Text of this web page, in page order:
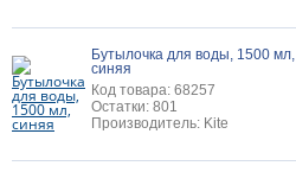
Бутылочка для воды, 1500 мл,
синяя
Код товара: 68257
Остатки: 801
Производитель: Kite